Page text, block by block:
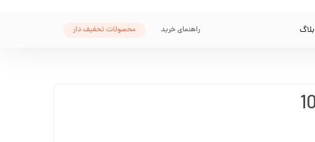
خروج از حساب کاربری
بلاگ محصولات تحفیف دار راهنمای خرید